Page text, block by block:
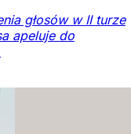
głosów w II turze
apeluje do